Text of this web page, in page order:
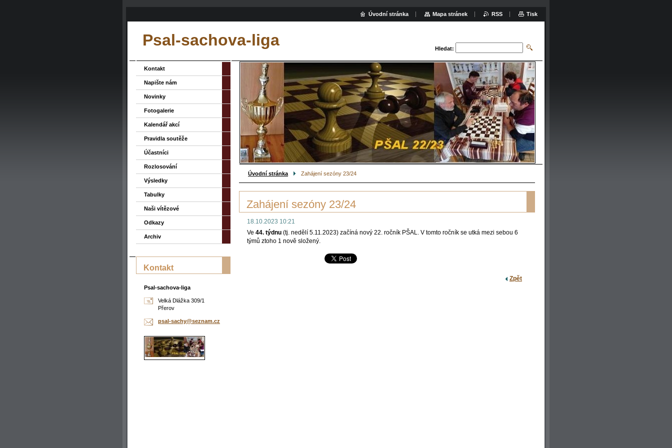
Psal-sachova-liga Hledat:
Úvodní stránka Zahájení sezóny 23/24
Zahájení sezóny 23/24
18.10.2023 10:21
Ve 44. týdnu (tj. nedělí 5.11.2023) začíná nový 22. ročník PŠAL. V tomto ročník se utká mezi sebou 6
týmů ztoho 1 nově složený.
Zpět
Kontakt
Napište nám
Novinky
Fotogalerie
Kalendář akcí
Pravidla soutěže
Účastníci
Rozlosování
Výsledky
Tabulky
Naši vítězové
Odkazy
Archiv
Kontakt
Psal-sachova-liga
Velká Dlážka 309/1
Přerov
psal-sachy@seznam.cz
Úvodní stránka Mapa stránek RSS Tisk